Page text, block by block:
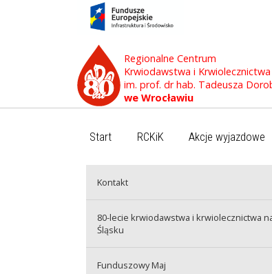
Regionalne Centrum
Krwiodawstwa i Krwiolecznictwa
im. prof. dr hab. Tadeusza
we Wrocławiu
Start RCKiK Akcje wyjazdowe
Kontakt
80-lecie krwiodawstwa i krwiolecznictwa
Śląsku
Funduszowy Maj